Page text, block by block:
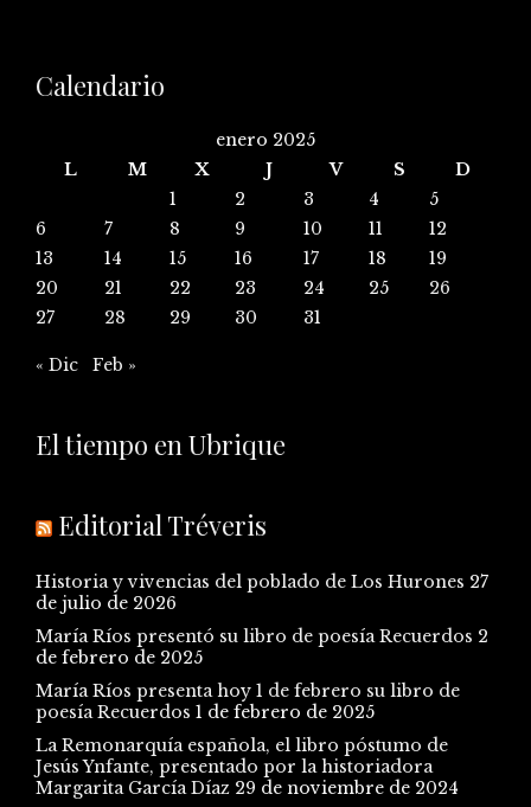
Calendario
enero 2025
L
M X J V S
D
1
2 3 4
5
6
7 8 9 10 11
12
13
14 15 16 17 18
19
20
21 22 23 24 25
26
27
28 29 30 31
« Dic Feb »
El tiempo en Ubrique
Editorial Tréveris
Historia y vivencias del poblado de Los Hurones 27
de julio de 2026
María Ríos presentó su libro de poesía Recuerdos 2
de febrero de 2025
María Ríos presenta hoy 1 de febrero su libro de
poesía Recuerdos 1 de febrero de 2025
La Remonarquía española, el libro póstumo de
Jesús Ynfante, presentado por la historiadora
Margarita García Díaz 29 de noviembre de 2024